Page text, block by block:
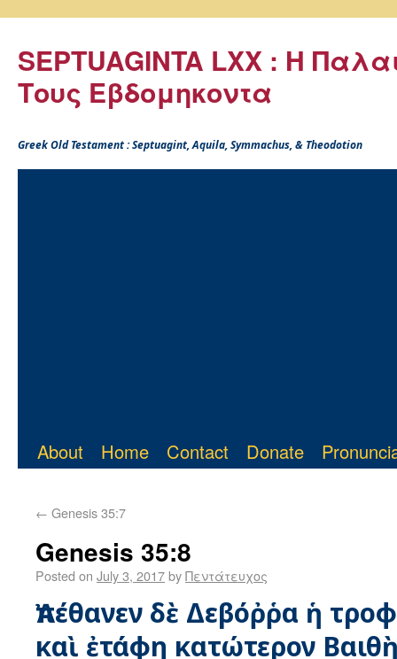
SEPTUAGINTA LXX : Η
Τους Εβδομηκοντα
Greek Old Testament : Septuagint, Aquila, Symmachus, & Theodotion
About Home Contact Donate
← Genesis 35:7
Genesis 35:8
Posted on July 3, 2017byΠεντάτευχος
Ἀπέθανεν δὲ Δεβόῤῥα ἡ
καὶ ἐτάφη κατώτερον